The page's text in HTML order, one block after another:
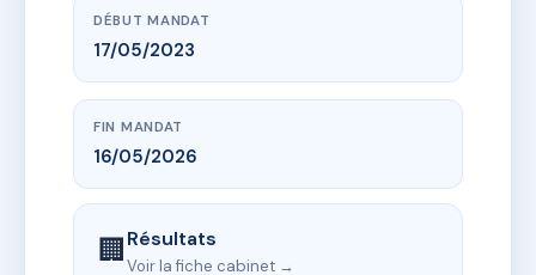
DÉBUT MANDAT
17/05/2023
FIN MANDAT
16/05/2026
🏢Résultats
Voir la fiche cabinet →